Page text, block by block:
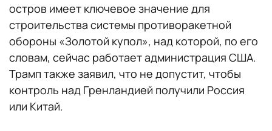
остров имеет ключевое значение для
строительства системы противоракетной
обороны «Золотой купол», над которой, по его
словам, сейчас работает администрация США.
Трамп также заявил, что не допустит, чтобы
контроль над Гренландией получили Россия
или Китай.